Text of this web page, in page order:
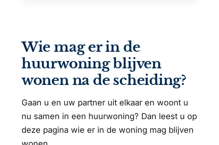
Wie mag er in de
huurwoning blijven
wonen na de scheiding?
Gaan u en uw partner uit elkaar en woont u
nu samen in een huurwoning? Dan leest u op
deze pagina wie er in de woning mag blijven